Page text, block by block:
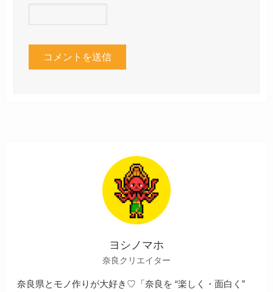
ヨシノマホ
奈良クリエイター
奈良県とモノ作りが大好き♡「奈良を “楽しく・面白く”